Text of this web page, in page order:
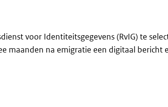
voor Identiteitsgegevens (RvIG) te
maanden na emigratie een digitaal bericht